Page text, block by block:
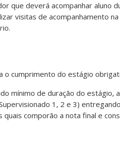
que deverá acompanhar aluno
visitas de acompanhamento
o cumprimento do estágio
mínimo de duração do estágio,
1, 2 e 3)
quais comporão a nota final e